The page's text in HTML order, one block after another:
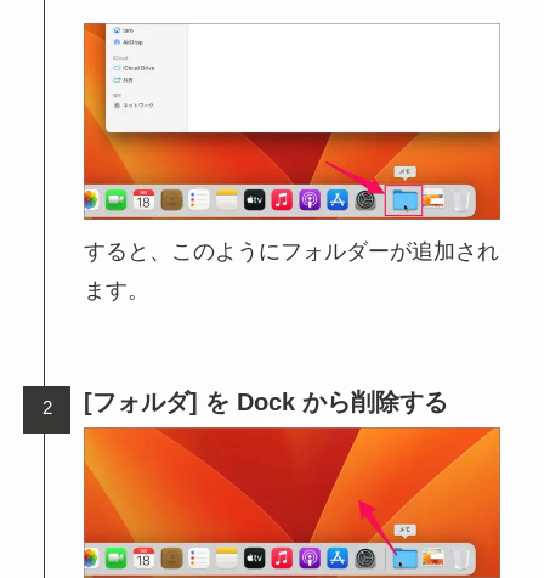
すると、このようにフォルダーが追加され
ます。
[フォルダ] を Dock から削除する